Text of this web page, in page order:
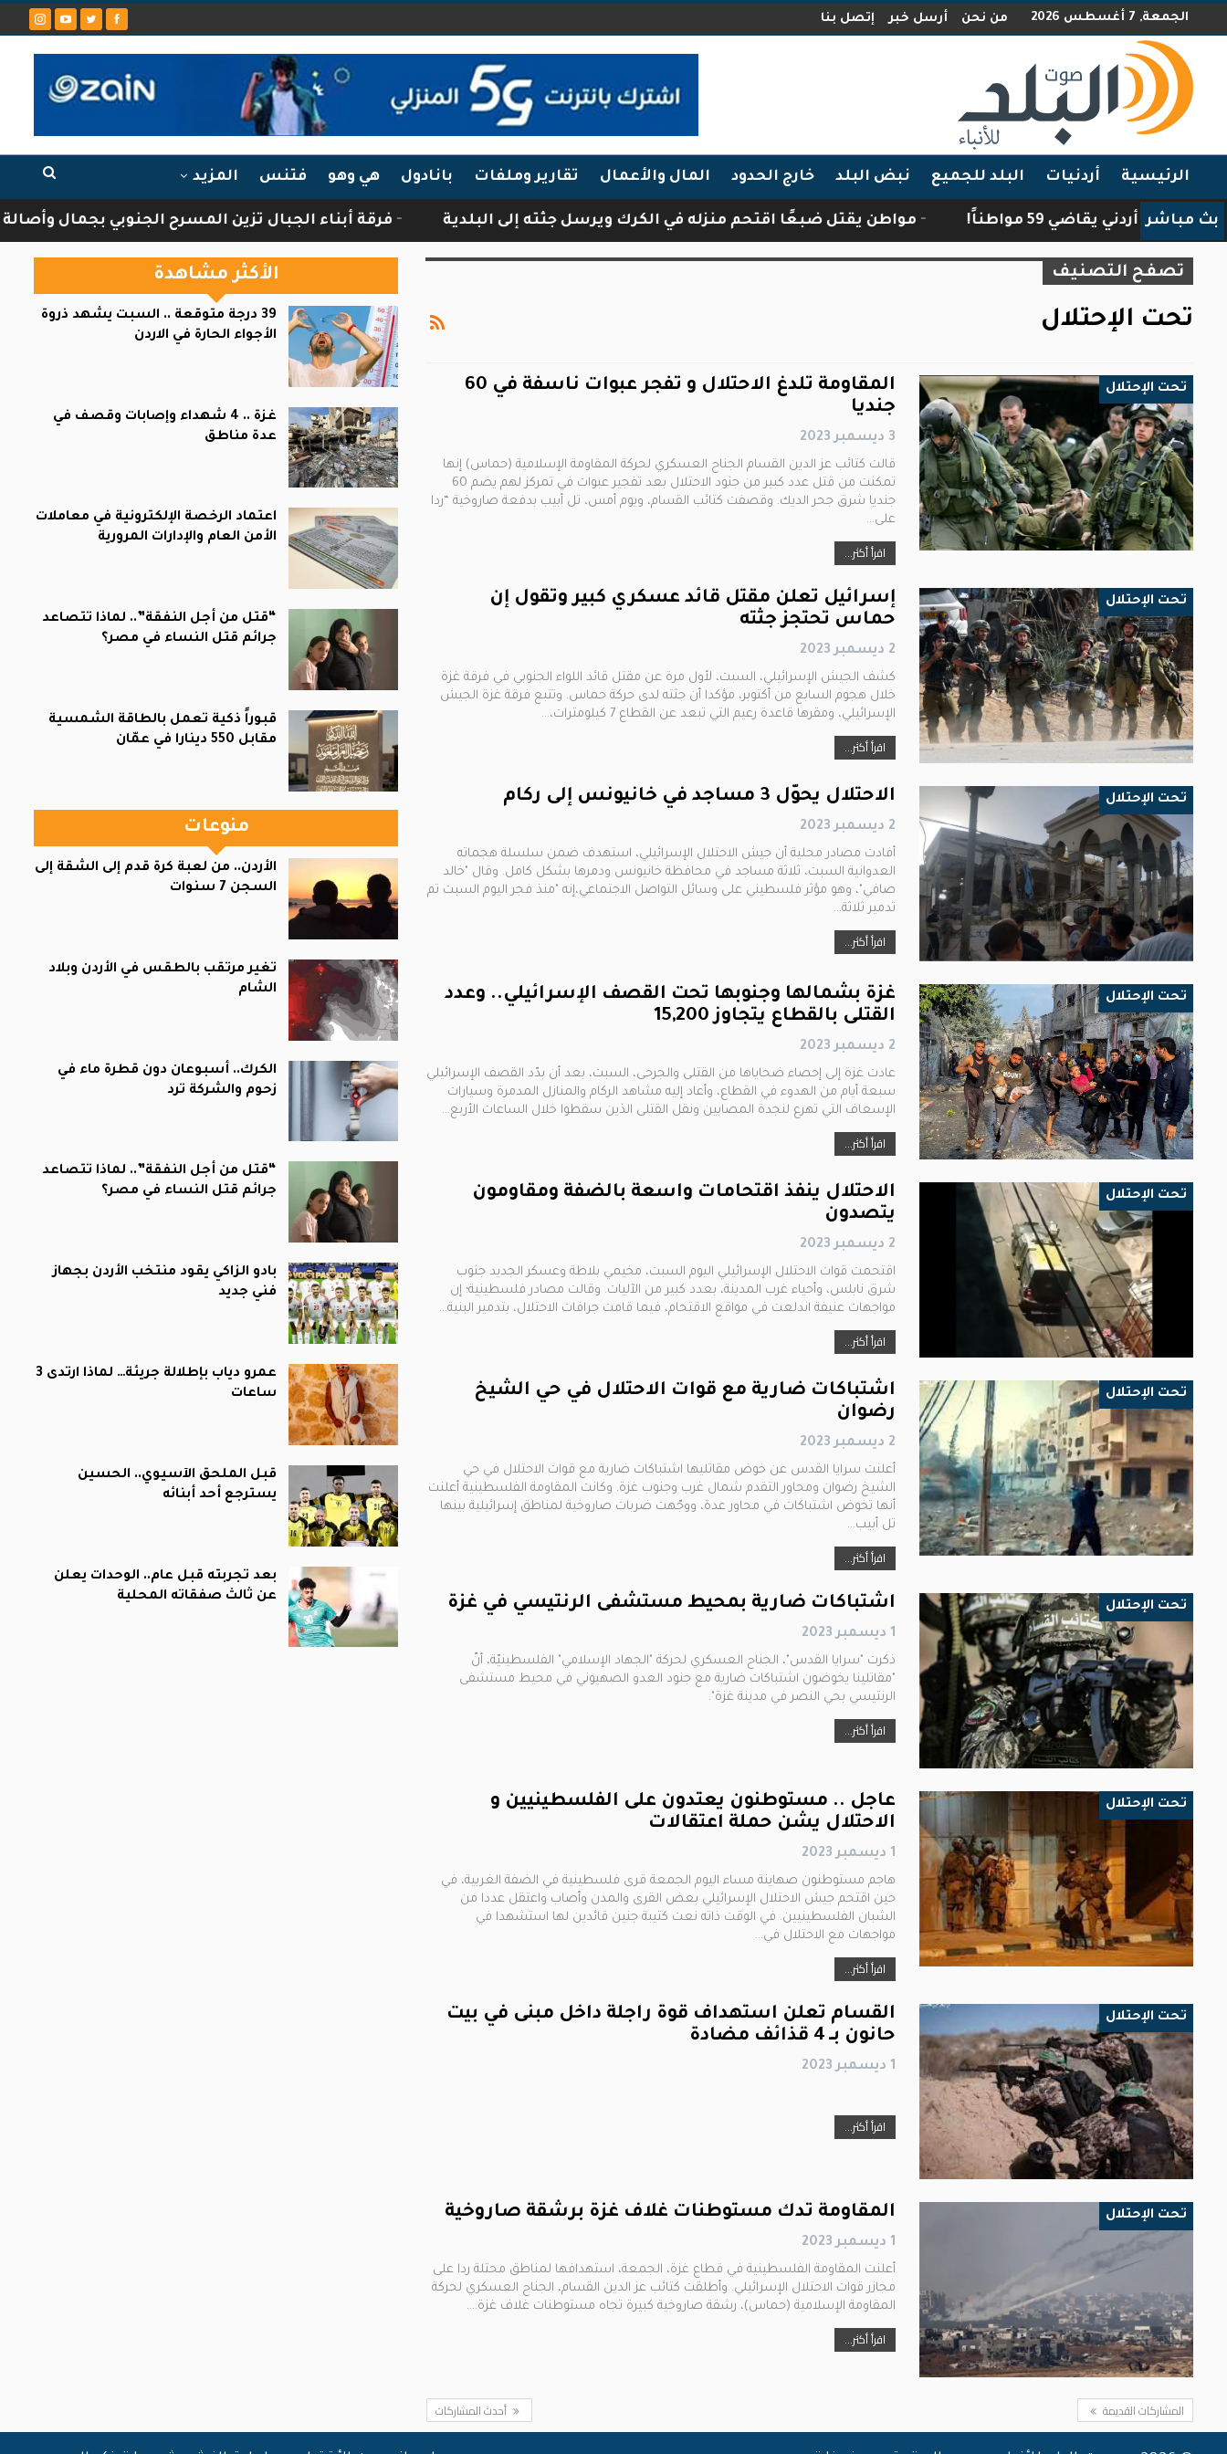
الجمعة, 7 أغسطس 2026 من نحن أرسل خبر إتصل بنا
الرئيسية أردنيات البلد للجميع نبض البلد خارج الحدود المال والأعمال تقارير وملفات بانادول هي وهو فتنس المزيد
بث مباشر
أردني يقاضي 59 مواطناً! مواطن يقتل ضبعًا اقتحم منزله في الكرك ويرسل جثته إلى البلدية فرقة أبناء الجبال تزين المسرح الجنوبي بجمال وأصالة
تصفح التصنيف
تحت الإحتلال
تحت الإحتلال
المقاومة تلدغ الاحتلال و تفجر عبوات ناسفة في 60
جنديا
3 ديسمبر 2023
قالت كتائب عز الدين القسام الجناح العسكري لحركة المقاومة الإسلامية (حماس) إنها
تمكنت من قتل عدد كبير من جنود الاحتلال بعد تفجير عبوات في تمركز لهم يضم 60
جنديا شرق جحر الديك. وقصفت كتائب القسام، ويوم أمس، تل أبيب بدفعة صاروخية “ردا
على…
اقرأ أكثر...
تحت الإحتلال
إسرائيل تعلن مقتل قائد عسكري كبير وتقول إن
حماس تحتجز جثته
2 ديسمبر 2023
كشف الجيش الإسرائيلي، السبت، لأول مرة عن مقتل قائد اللواء الجنوبي في فرقة غزة
خلال هجوم السابع من أكتوبر، مؤكدا أن جثته لدى حركة حماس. وتتبع فرقة غزة الجيش
الإسرائيلي، ومقرها قاعدة رعيم التي تبعد عن القطاع 7 كيلومترات،…
اقرأ أكثر...
تحت الإحتلال الاحتلال يحوّل 3 مساجد في خانيونس إلى ركام
2 ديسمبر 2023
أفادت مصادر محلية أن جيش الاحتلال الإسرائيلي، استهدف ضمن سلسلة هجماته
العدوانية السبت، ثلاثة مساجد في محافظة خانيونس ودمرها بشكل كامل. وقال "خالد
صافي"، وهو مؤثر فلسطيني على وسائل التواصل الاجتماعي،إنه "منذ فجر اليوم السبت تم
تدمير ثلاثة…
اقرأ أكثر...
تحت الإحتلال
غزة بشمالها وجنوبها تحت القصف الإسرائيلي.. وعدد
القتلى بالقطاع يتجاوز 15,200
2 ديسمبر 2023
عادت غزة إلى إحصاء ضحاياها من القتلى والجرحى، السبت، بعد أن بدّد القصف الإسرائيلي
سبعة أيام من الهدوء في القطاع، وأعاد إليه مشاهد الركام والمنازل المدمرة وسيارات
الإسعاف التي تهرع لنجدة المصابين ونقل القتلى الذين سقطوا خلال الساعات الأربع…
اقرأ أكثر...
تحت الإحتلال
الاحتلال ينفذ اقتحامات واسعة بالضفة ومقاومون
يتصدون
2 ديسمبر 2023
اقتحمت قوات الاحتلال الإسرائيلي اليوم السبت، مخيمي بلاطة وعسكر الجديد جنوب
شرق نابلس، وأحياء غرب المدينة، بعدد كبير من الآليات. وقالت مصادر فلسطينية؛ إن
مواجهات عنيفة اندلعت في مواقع الاقتحام، فيما قامت جرافات الاحتلال، بتدمير البنية…
اقرأ أكثر...
تحت الإحتلال
اشتباكات ضارية مع قوات الاحتلال في حي الشيخ
رضوان
2 ديسمبر 2023
أعلنت سرايا القدس عن خوض مقاتليها اشتباكات ضارية مع قوات الاحتلال في حي
الشيخ رضوان ومحاور التقدم شمال غرب وجنوب غزة. وكانت المقاومة الفلسطينية أعلنت
أنها تخوض اشتباكات في محاور عدة، ووجّهت ضربات صاروخية لمناطق إسرائيلية بينها
تل أبيب…
اقرأ أكثر...
تحت الإحتلال اشتباكات ضارية بمحيط مستشفى الرنتيسي في غزة
1 ديسمبر 2023
ذكرت "​سرايا القدس​"، الجناح العسكري لحركة "الجهاد الإسلامي" الفلسطينيّة، أنّ
"مقاتلينا يخوضون اشتباكات ضارية مع جنود العدو الصهيوني في محيط مستشفى
الرنتيسي بحي النصر في مدينة ​غزة​".
اقرأ أكثر...
تحت الإحتلال
عاجل .. مستوطنون يعتدون على الفلسطينيين و
الاحتلال يشن حملة اعتقالات
1 ديسمبر 2023
هاجم مستوطنون صهاينة مساء اليوم الجمعة قرى فلسطينية في الضفة الغربية، في
حين اقتحم جيش الاحتلال الإسرائيلي بعض القرى والمدن وأصاب واعتقل عددا من
الشبان الفلسطينيين. في الوقت ذاته نعت كتيبة جنين قائدين لها استشهدا في
مواجهات مع الاحتلال في…
اقرأ أكثر...
تحت الإحتلال
القسام تعلن استهداف قوة راجلة داخل مبنى في بيت
حانون بــ 4 قذائف مضادة
1 ديسمبر 2023
اقرأ أكثر...
تحت الإحتلال المقاومة تدك مستوطنات غلاف غزة برشقة صاروخية
1 ديسمبر 2023
أعلنت المقاومة الفلسطينية في قطاع غزة، الجمعة، استهدافها لمناطق محتلة ردا على
مجازر قوات الاحتلال الإسرائيلي. وأطلقت كتائب عز الدين القسام، الجناح العسكري لحركة
المقاومة الإسلامية (حماس)، رشقة صاروخية كبيرة تجاه مستوطنات غلاف غزة.…
اقرأ أكثر...
المشاركات القديمة أحدث المشاركات
الأكثر مشاهدة
39 درجة متوقعة .. السبت يشهد ذروة
الأجواء الحارة في الاردن
غزة .. 4 شهداء وإصابات وقصف في
عدة مناطق
اعتماد الرخصة الإلكترونية في معاملات
الأمن العام والإدارات المرورية
“قتل من أجل النفقة”.. لماذا تتصاعد
جرائم قتل النساء في مصر؟
قبوراً ذكية تعمل بالطاقة الشمسية
مقابل 550 دينارا في عمّان
منوعات
الأردن.. من لعبة كرة قدم إلى الشقة إلى
السجن 7 سنوات
تغير مرتقب بالطقس في الأردن وبلاد
الشام
الكرك.. أسبوعان دون قطرة ماء في
زحوم والشركة ترد
“قتل من أجل النفقة”.. لماذا تتصاعد
جرائم قتل النساء في مصر؟
بادو الزاكي يقود منتخب الأردن بجهاز
فني جديد
عمرو دياب بإطلالة جريئة… لماذا ارتدى 3
ساعات
قبل الملحق الآسيوي.. الحسين
يسترجع أحد أبنائه
بعد تجربته قبل عام.. الوحدات يعلن
عن ثالث صفقاته المحلية